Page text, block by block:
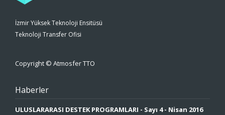
İzmir Yüksek Teknoloji Ensitüsü
Teknoloji Transfer Ofisi
Copyright © Atmosfer TTO
Haberler
ULUSLARARASI DESTEK PROGRAMLARI - Sayı 4 - Nisan 2016